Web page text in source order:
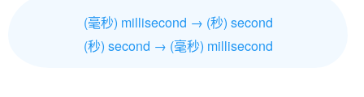
(毫秒) millisecond → (秒) second
(秒) second → (毫秒) millisecond